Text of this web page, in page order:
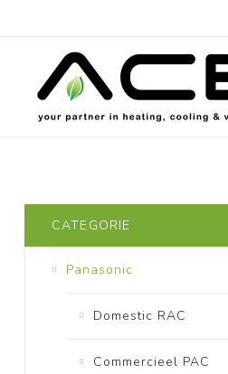
CATEGORIE
Panasonic
Domestic RAC
Commercieel PAC